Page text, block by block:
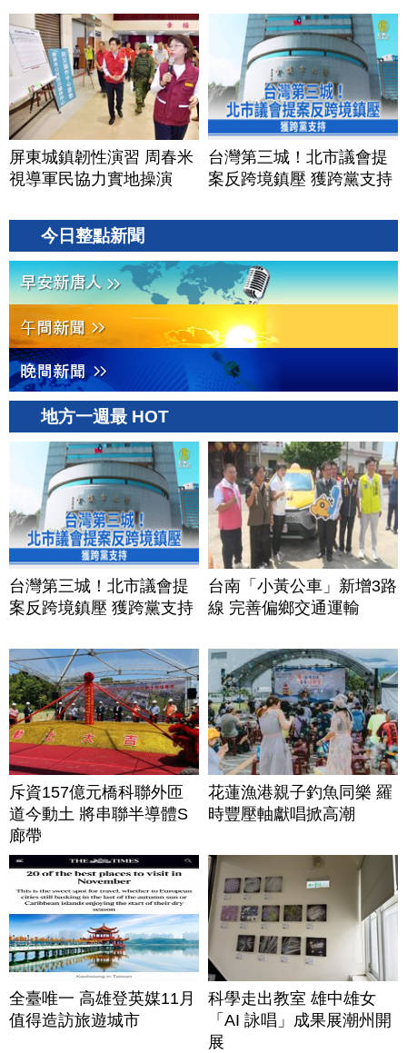
屏東城鎮韌性演習 周春米
視導軍民協力實地操演
台灣第三城！北市議會提
案反跨境鎮壓 獲跨黨支持
今日整點新聞
地方一週最 HOT
台灣第三城！北市議會提
案反跨境鎮壓 獲跨黨支持
台南「小黃公車」新增3路
線 完善偏鄉交通運輸
斥資157億元橋科聯外匝
道今動土 將串聯半導體S
廊帶
花蓮漁港親子釣魚同樂 羅
時豐壓軸獻唱掀高潮
全臺唯一 高雄登英媒11月
值得造訪旅遊城市
科學走出教室 雄中雄女
「AI 詠唱」成果展潮州開
展